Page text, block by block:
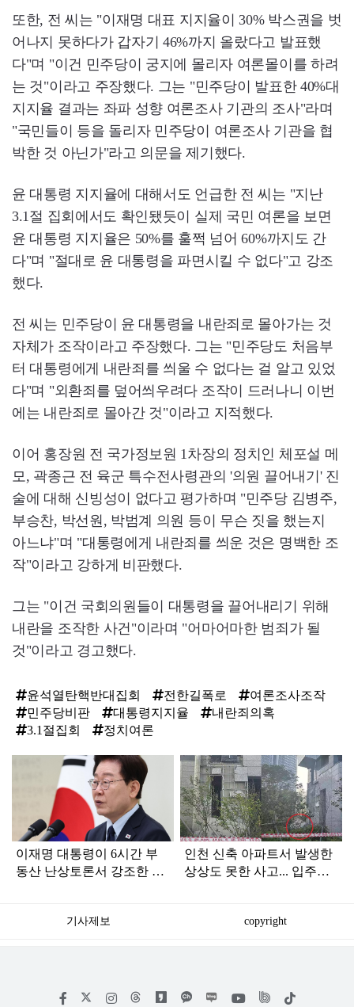
또한, 전 씨는 "이재명 대표 지지율이 30% 박스권을 벗
어나지 못하다가 갑자기 46%까지 올랐다고 발표했
다"며 "이건 민주당이 궁지에 몰리자 여론몰이를 하려
는 것"이라고 주장했다. 그는 "민주당이 발표한 40%대
지지율 결과는 좌파 성향 여론조사 기관의 조사"라며
"국민들이 등을 돌리자 민주당이 여론조사 기관을 협
박한 것 아닌가"라고 의문을 제기했다.
윤 대통령 지지율에 대해서도 언급한 전 씨는 "지난
3.1절 집회에서도 확인됐듯이 실제 국민 여론을 보면
윤 대통령 지지율은 50%를 훌쩍 넘어 60%까지도 간
다"며 "절대로 윤 대통령을 파면시킬 수 없다"고 강조
했다.
전 씨는 민주당이 윤 대통령을 내란죄로 몰아가는 것
자체가 조작이라고 주장했다. 그는 "민주당도 처음부
터 대통령에게 내란죄를 씌울 수 없다는 걸 알고 있었
다"며 "외환죄를 덮어씌우려다 조작이 드러나니 이번
에는 내란죄로 몰아간 것"이라고 지적했다.
이어 홍장원 전 국가정보원 1차장의 정치인 체포설 메
모, 곽종근 전 육군 특수전사령관의 '의원 끌어내기' 진
술에 대해 신빙성이 없다고 평가하며 "민주당 김병주,
부승찬, 박선원, 박범계 의원 등이 무슨 짓을 했는지
아느냐"며 "대통령에게 내란죄를 씌운 것은 명백한 조
작"이라고 강하게 비판했다.
그는 "이건 국회의원들이 대통령을 끌어내리기 위해
내란을 조작한 사건"이라며 "어마어마한 범죄가 될
것"이라고 경고했다.
윤석열탄핵반대집회 전한길폭로
여론조사조작
민주당비판
대통령지지율
내란죄의혹
3.1절집회
정치여론
이재명 대통령이 6시간 부
동산 난상토론서 강조한 내
인천 신축 아파트서 발생한
상상도 못한 사고... 입주민
기사제보 copyright
페
인
위
틱